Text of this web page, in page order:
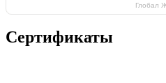
Глобал
Сертификаты